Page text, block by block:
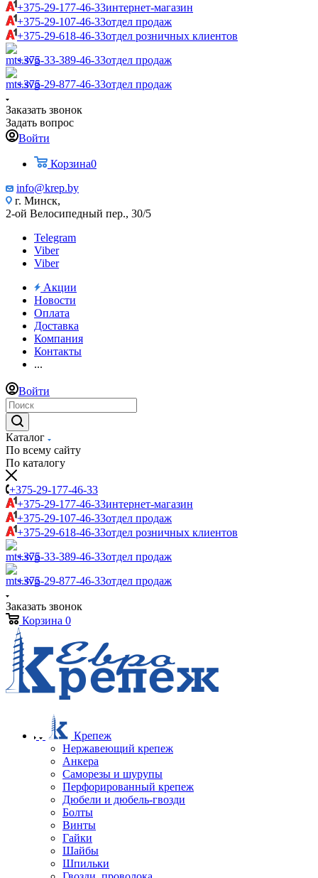
+375-29-177-46-33интернет-магазин
+375-29-107-46-33отдел продаж
+375-29-618-46-33отдел розничных клиентов
+375-33-389-46-33отдел продаж
+375-29-877-46-33отдел продаж
Заказать звонок
Задать вопрос
Войти
Корзина0
info@krep.by
г. Минск,
2-ой Велосипедный пер., 30/5
Telegram
Viber
Viber
Акции
Новости
Оплата
Доставка
Компания
Контакты
...
Войти
Каталог
По всему сайту
По каталогу
+375-29-177-46-33
+375-29-177-46-33интернет-магазин
+375-29-107-46-33отдел продаж
+375-29-618-46-33отдел розничных клиентов
+375-33-389-46-33отдел продаж
+375-29-877-46-33отдел продаж
Заказать звонок
Корзина 0
Крепеж
Нержавеющий крепеж
Анкера
Саморезы и шурупы
Перфорированный крепеж
Дюбели и дюбель-гвозди
Болты
Винты
Гайки
Шайбы
Шпильки